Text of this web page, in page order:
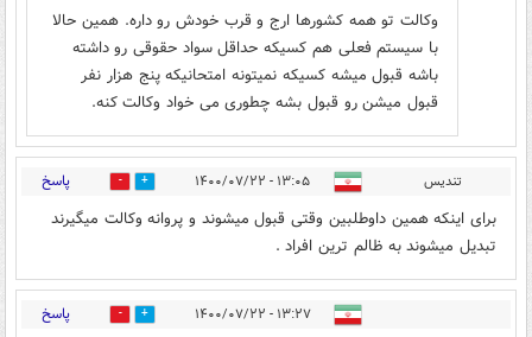
وکالت تو همه کشورها ارج و قرب خودش رو داره. همین حالا
با سیستم فعلی هم کسیکه حداقل سواد حقوقی رو داشته
باشه قبول میشه کسیکه نمیتونه امتحانیکه پنج هزار نفر
قبول میشن رو قبول بشه چطوری می خواد وکالت کنه.
تندیس ۱۳:۰۵ - ۱۴۰۰/۰۷/۲۲ 3 پاسخ
برای اینکه همین داوطلبین وقتی قبول میشوند و پروانه وکالت میگیرند
تبدیل میشوند به ظالم ترین افراد .
۱۳:۲۷ - ۱۴۰۰/۰۷/۲۲ 2 پاسخ